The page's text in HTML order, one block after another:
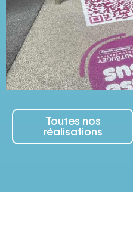
Toutes nos
réalisations